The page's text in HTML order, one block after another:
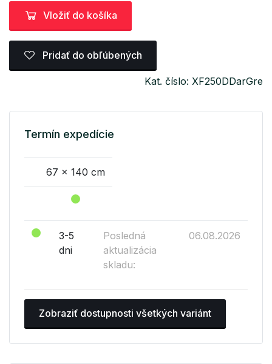
Vložiť do košíka
Pridať do obľúbených
Kat. číslo: XF250DDarGre
Termín expedície
67 x 140 cm
3-5
dni
Posledná
aktualizácia
skladu:
06.08.2026
Zobraziť dostupnosti všetkých variánt